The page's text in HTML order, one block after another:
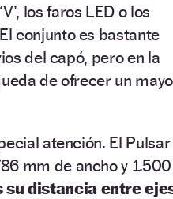
los faros LED o los
conjunto es bastante
del capó, pero en la
de ofrecer un
atención. El Pulsar
mm de ancho y 1.500
su distancia entre